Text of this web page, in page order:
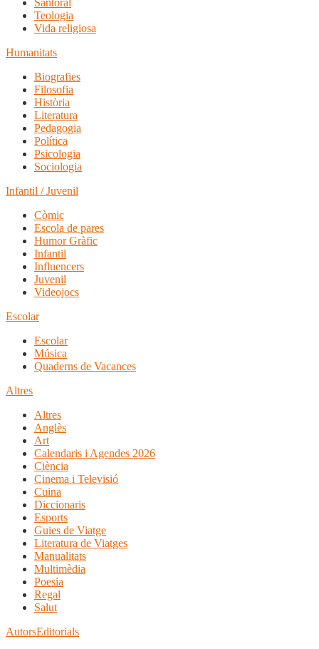
Santoral
Teologia
Vida religiosa
Humanitats
Biografies
Filosofia
Història
Literatura
Pedagogia
Política
Psicologia
Sociologia
Infantil / Juvenil
Còmic
Escola de pares
Humor Gràfic
Infantil
Influencers
Juvenil
Videojocs
Escolar
Escolar
Música
Quaderns de Vacances
Altres
Altres
Anglès
Art
Calendaris i Agendes 2026
Ciència
Cinema i Televisió
Cuina
Diccionaris
Esports
Guies de Viatge
Literatura de Viatges
Manualitats
Multimèdia
Poesia
Regal
Salut
AutorsEditorials